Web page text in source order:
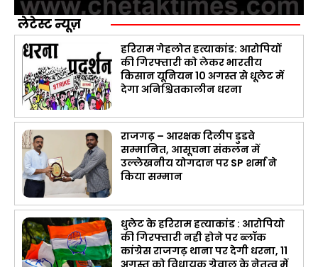
लेटेस्ट न्यूज़
हरिराम गेहलोत हत्याकांड: आरोपियों
की गिरफ्तारी को लेकर भारतीय
किसान यूनियन 10 अगस्त से धूलेट में
देगा अनिश्चितकालीन धरना
राजगढ़ – आरक्षक दिलीप डुडवे
सम्मानित, आसूचना संकलन में
उल्लेखनीय योगदान पर SP शर्मा ने
किया सम्मान
धुलेट के हरिराम हत्याकांड : आरोपियो
की गिरफ्तारी नही होने पर ब्लॉक
कांग्रेस राजगढ़ थाना पर देगी धरना, 11
अगस्त को विधायक ग्रेवाल के नेतृत्व में